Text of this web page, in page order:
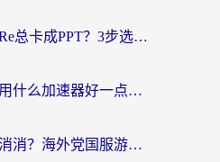
国外玩公主连结：Re总卡成PPT？3步选对加速器，畅玩国服无压力
在国外打明日之后用什么加速器好一点？海外玩家亲测有效的国服游戏加速指南
法国怎么玩宾果消消消？海外党国服游戏加速器终极指南（附漫威召唤与合成解决办法）